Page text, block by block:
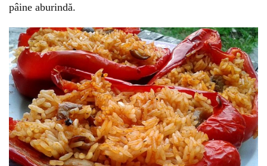
pâine aburindă.